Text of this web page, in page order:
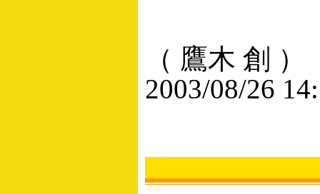
（ 鷹木 創 ）
2003/08/26